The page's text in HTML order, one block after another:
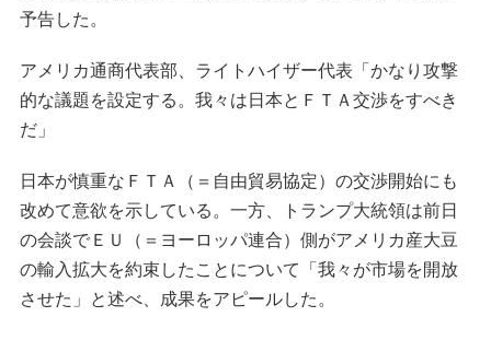
予告した。
アメリカ通商代表部、ライトハイザー代表「かなり攻撃
的な議題を設定する。我々は日本とＦＴＡ交渉をすべき
だ」
日本が慎重なＦＴＡ（＝自由貿易協定）の交渉開始にも
改めて意欲を示している。一方、トランプ大統領は前日
の会談でＥＵ（＝ヨーロッパ連合）側がアメリカ産大豆
の輸入拡大を約束したことについて「我々が市場を開放
させた」と述べ、成果をアピールした。